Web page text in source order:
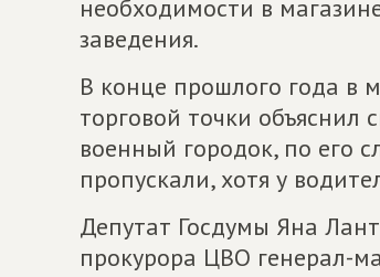
необходимости в
заведения.
В конце прошлого года в
торговой точки объяснил
военный городок, по его
пропускали, хотя у
Депутат Госдумы Яна
прокурора ЦВО генерал-